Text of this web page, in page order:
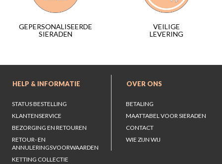
GEPERSONALISEERDE
SIERADEN
VEILIGE
LEVERING
HELP & INFORMATIE
STATUS BESTELLING
KLANTENSERVICE
BEZORGING EN RETOUREN
RETOUR- EN
ANNULERINGSVOORWAARDEN
KETTING COLLECTIE
OVER ONS
BETALING
MAATTABEL VOOR SIERADEN
CONTACT
WIE ZIJN WIJ